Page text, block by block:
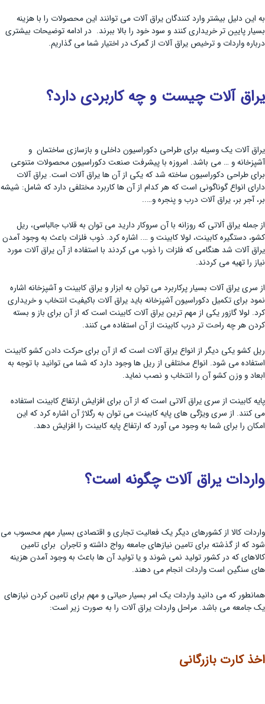
به این دلیل بیشتر وارد کنندگان یراق آلات می توانند این محصولات را با هزینه
بسیار پایین تر خریداری کنند و سود خود را بالا ببرند. در ادامه توضیحات بیشتری
درباره واردات و ترخیص یراق آلات از گمرک در اختیار شما می گذاریم.
یراق آلات چیست و چه کاربردی دارد؟
یراق آلات یک وسیله برای طراحی دکوراسیون داخلی و بازسازی ساختمان و
آشپزخانه و … می باشد. امروزه با پیشرفت صنعت دکوراسیون محصولات متنوعی
برای طراحی دکوراسیون ساخته شد که یکی از آن ها یراق آلات است. یراق آلات
دارای انواع گوناگونی است که هر کدام از آن ها کاربرد مختلفی دارد که شامل: شیشه
بر، آجر بر، یراق آلات درب و پنجره و…..
از جمله یراق آلاتی که روزانه با آن سروکار دارید می توان به قلاب جالباسی، ریل
کشو، دستگیره کابینت، لولا کابینت و …. اشاره کرد. ذوب فلزات باعث به وجود آمدن
یراق آلات شد هنگامی که فلزات را ذوب می کردند با استفاده از آن یراق آلات مورد
نیاز را تهیه می کردند.
از سری یراق آلات بسیار پرکاربرد می توان به ابزار و یراق کابینت و آشپزخانه اشاره
نمود برای تکمیل دکوراسیون آشپزخانه باید یراق آلات باکیفیت انتخاب و خریداری
کرد. لولا گازور یکی از مهم ترین یراق آلات کابینت است که از آن برای باز و بسته
کردن هر چه راحت تر درب کابینت از آن استفاده می کنند.
ریل کشو یکی دیگر از انواع یراق آلات است که از آن برای حرکت دادن کشو کابینت
استفاده می شود. انواع مختلفی از ریل ها وجود دارد که شما می توانید با توجه به
ابعاد و وزن کشو آن را انتخاب و نصب نماید.
پایه کابینت از سری یراق آلاتی است که از آن برای افزایش ارتفاع کابینت استفاده
می کنند. از سری ویژگی های پایه کابینت می توان به رگلاژ آن اشاره کرد که این
امکان را برای شما به وجود می آورد که ارتفاع پایه کابینت را افزایش دهد.
واردات یراق آلات چگونه است؟
واردات کالا از کشورهای دیگر یک فعالیت تجاری و اقتصادی بسیار مهم محسوب می
شود که از گذشته برای تامین نیازهای جامعه رواج داشته و تاجران برای تامین
کالاهای که در کشور تولید نمی شوند و یا تولید آن ها باعث به وجود آمدن هزینه
های سنگین است واردات انجام می دهند.
همانطور که می دانید واردات یک امر بسیار حیاتی و مهم برای تامین کردن نیازهای
یک جامعه می باشد. مراحل واردات یراق آلات را به صورت زیر است:
اخذ کارت بازرگانی